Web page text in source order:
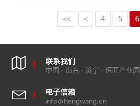
<< < 4 5 6
联系我们
中国 · 山东 · 济宁 · 恒旺产业园
电子信箱
info@hengwang.cn